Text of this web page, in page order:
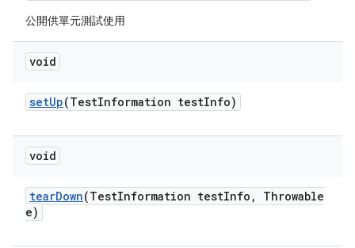
公開供單元測試使用
void
setUp(TestInformation testInfo)
void
tearDown(TestInformation testInfo ,
Throwable
e)